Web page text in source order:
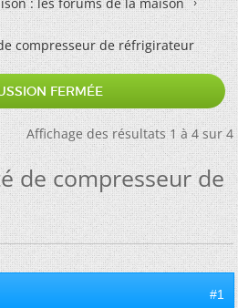
compresseur de réfrigirateur
FERMÉE
Affichage des résultats 1 à 4 sur 4
de compresseur de
#1